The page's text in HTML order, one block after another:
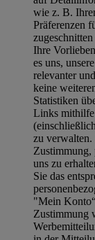
wie z. B.
Präferenzen
Ihre
es uns,
relevanter
keine
Statistiken
Links mithilfe
zu verwalten.
Zustimmung,
uns zu
Sie das
"Mein
Zustimmung